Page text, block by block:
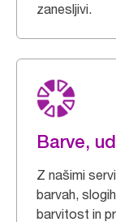
zanesljivi.
Barve,
Z našimi
barvah,
barvitost in